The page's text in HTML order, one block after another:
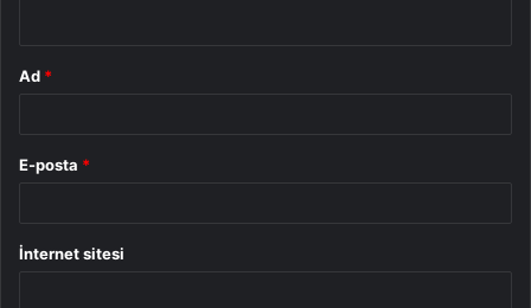
Ad *
E-posta *
İnternet sitesi